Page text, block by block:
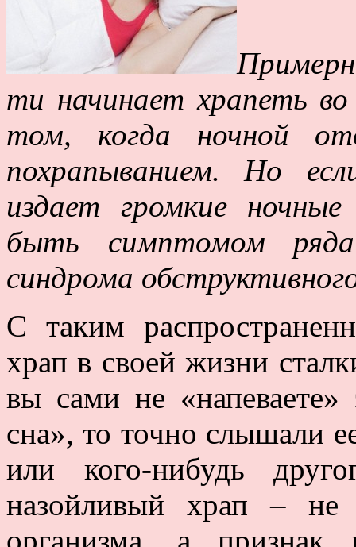
ти начинает храпеть
том, когда ночной
похрапыванием. Но
издает громкие
быть симптомом
синдрома
С таким
храп в своей жизни
вы сами не
сна», то точно слышали
или кого-нибудь
назойливый храп – не
организма, а